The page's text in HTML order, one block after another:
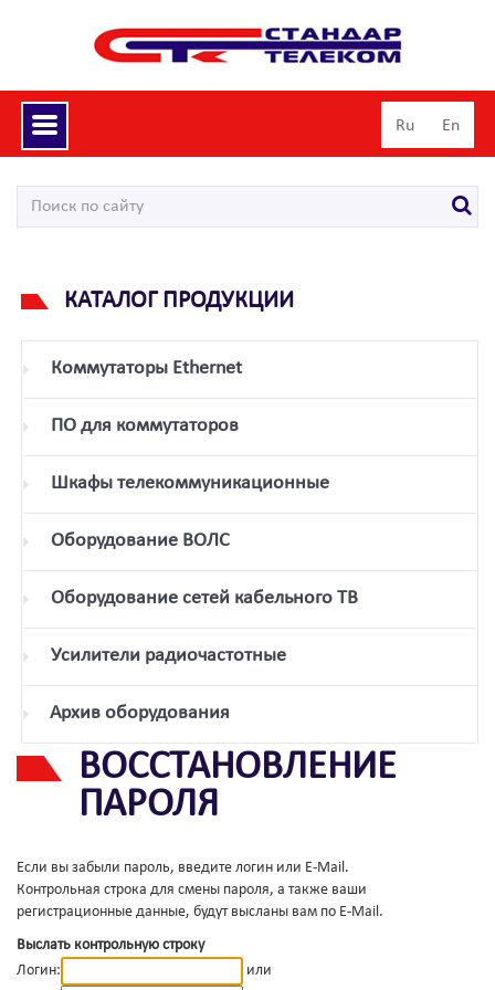
Toggle
navigation
Ru En
КАТАЛОГ ПРОДУКЦИИ
Коммутаторы Ethernet
ПО для коммутаторов
Шкафы телекоммуникационные
Оборудование ВОЛС
Оборудование сетей кабельного ТВ
Усилители радиочастотные
Архив оборудования
ВОССТАНОВЛЕНИЕ
ПАРОЛЯ
Если вы забыли пароль, введите логин или E-Mail.
Контрольная строка для смены пароля, а также ваши
регистрационные данные, будут высланы вам по E-Mail.
Выслать контрольную строку
Логин:
или